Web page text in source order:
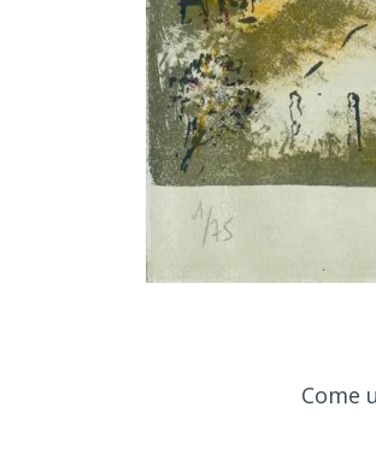
Come